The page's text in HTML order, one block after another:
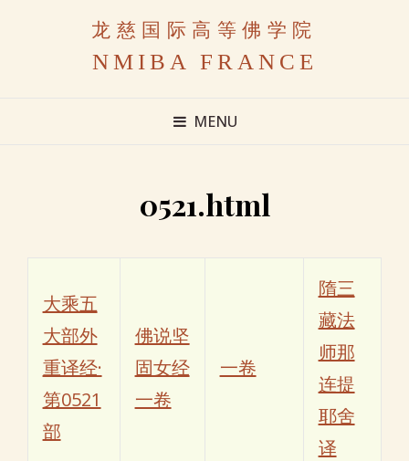
龙慈国际高等佛学院
NMIBA FRANCE
MENU
0521.html
大乘五
大部外
重译经·
第0521
部
佛说坚
固女经
一卷
一卷
隋三
藏法
师那
连提
耶舍
译